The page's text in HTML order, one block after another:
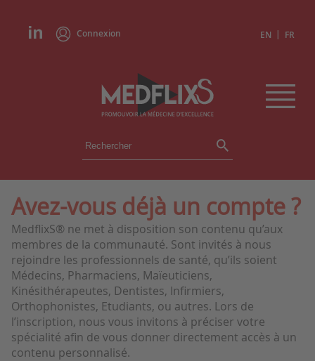
Connexion EN | FR
ÉVÉNEMENTS
INSTITUTIONS
ACADÉMIES
EXPERTS
REVUES DE PRESSE
CONGRÈS EN RÉSUMÉ
Avez-vous déjà un compte ?
MedflixS® ne met à disposition son contenu qu’aux
membres de la communauté. Sont invités à nous
rejoindre les professionnels de santé, qu’ils soient
Médecins, Pharmaciens, Maïeuticiens,
Kinésithérapeutes, Dentistes, Infirmiers,
Orthophonistes, Etudiants, ou autres. Lors de
l’inscription, nous vous invitons à préciser votre
spécialité afin de vous donner directement accès à un
contenu personnalisé.